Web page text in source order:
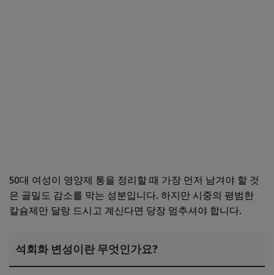
50대 여성이 영양제 통을 정리할 때 가장 먼저 남겨야 할 것
은 골밀도 감소를 막는 성분입니다. 하지만 시중의 평범한
칼슘제만 달랑 드시고 계신다면 당장 멈추셔야 합니다.
석회화 변성이란 무엇인가요?